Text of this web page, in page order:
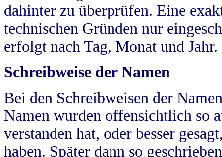
dahinter zu überprüfen. Eine
technischen Gründen nur
erfolgt nach Tag, Monat und Jahr.
Schreibweise der Namen
Bei den Schreibweisen der
Namen wurden offensichtlich so
verstanden hat, oder besser
haben. Später dann so